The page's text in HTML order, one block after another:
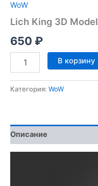
WoW
Lich King 3D Model
650 ₽
Количество
товара
King
В корзину
Категория: WoW
Описание